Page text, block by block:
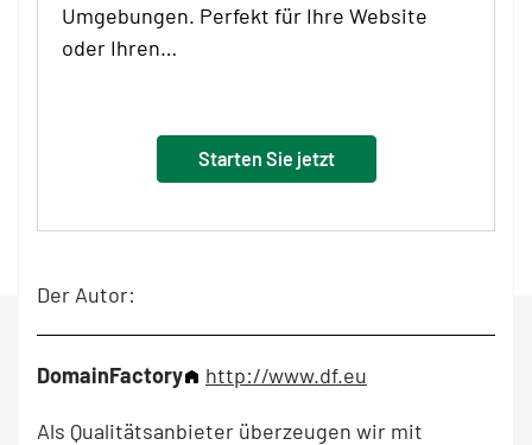
Umgebungen. Perfekt für Ihre Website
oder Ihren…
Starten Sie jetzt
Der Autor:
DomainFactory http://www.df.eu
Als Qualitätsanbieter überzeugen wir mit